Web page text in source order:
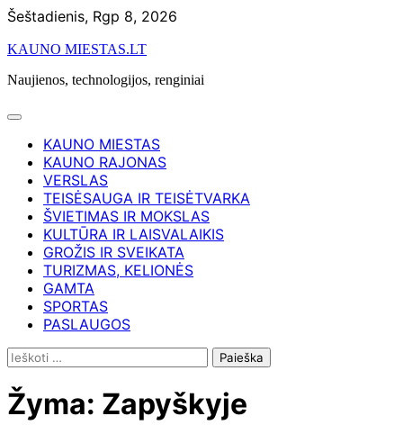
Skip
content
Šeštadienis, Rgp 8, 2026
KAUNO MIESTAS.LT
Naujienos, technologijos, renginiai
KAUNO MIESTAS
KAUNO RAJONAS
VERSLAS
TEISĖSAUGA IR TEISĖTVARKA
ŠVIETIMAS IR MOKSLAS
KULTŪRA IR LAISVALAIKIS
GROŽIS IR SVEIKATA
TURIZMAS, KELIONĖS
GAMTA
SPORTAS
PASLAUGOS
Ieškoti:
Žyma: Zapyškyje